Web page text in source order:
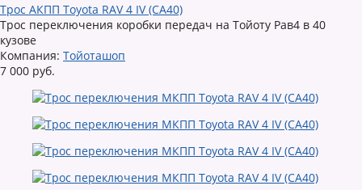
Трос АКПП Toyota RAV 4 IV (CA40)
Трос переключения коробки передач на Тойоту Рав4 в 40
кузове
Компания: Тойоташоп
7 000 руб.